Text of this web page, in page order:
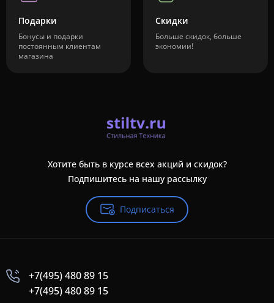
Подарки
Бонусы и подарки
постоянным клиентам
магазина
Скидки
Больше скидок, больше
экономии!
Хотите быть в курсе всех акций и скидок?
Подпишитесь на нашу рассылку
Подписаться
+7(495) 480 89 15
+7(495) 480 89 15